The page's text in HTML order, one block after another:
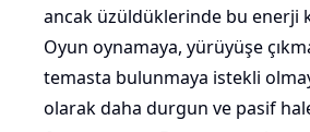
ancak üzüldüklerinde bu enerji
Oyun oynamaya, yürüyüşe
temasta bulunmaya istekli
olarak daha durgun ve pasif